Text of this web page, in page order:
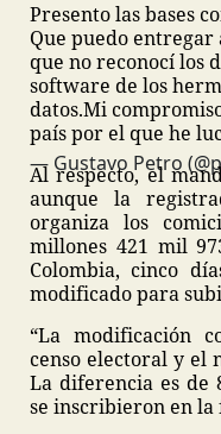
Presento las bases
Que puedo
que no reconocí los
software de los
datos.Mi
país por el que he
— Gustavo Petro
Al respecto, el
aunque la
organiza los
millones 421 mil
Colombia, cinco
modificado para
“La modificación
censo electoral y el
La diferencia es de
se inscribieron en la